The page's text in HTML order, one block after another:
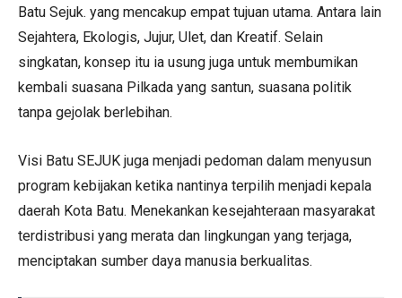
Batu Sejuk. yang mencakup empat tujuan utama. Antara lain
Sejahtera, Ekologis, Jujur, Ulet, dan Kreatif. Selain
singkatan, konsep itu ia usung juga untuk membumikan
kembali suasana Pilkada yang santun, suasana politik
tanpa gejolak berlebihan.
Visi Batu SEJUK juga menjadi pedoman dalam menyusun
program kebijakan ketika nantinya terpilih menjadi kepala
daerah Kota Batu. Menekankan kesejahteraan masyarakat
terdistribusi yang merata dan lingkungan yang terjaga,
menciptakan sumber daya manusia berkualitas.